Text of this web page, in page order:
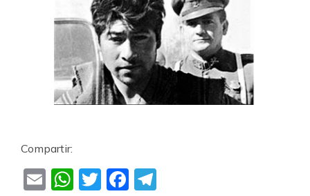
Compartir:
EmailWhatsApp
TwitterFacebook